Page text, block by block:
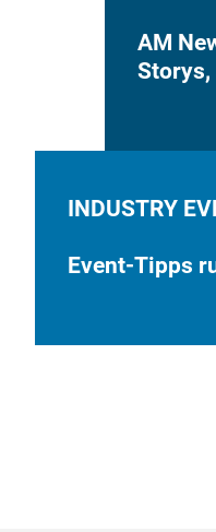
AM
Storys,
INDUSTRY
Event-Tipps